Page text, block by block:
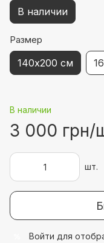
В наличии
Размер
140х200 см
В наличии
3 000 грн/
шт.
Войти для